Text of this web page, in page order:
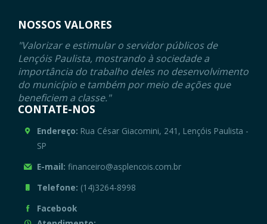
NOSSOS VALORES
"Valorizar e estimular o servidor públicos de
Lençóis Paulista, mostrando à sociedade a
importância do trabalho deles no desenvolvimento
do município e também por meio de ações que
beneficiem a classe."
CONTATE-NOS
Endereço: Rua César Giacomini, 241, Lençóis Paulista -
SP
E-mail: financeiro@asplencois.com.br
Telefone: (14)3264-8998
Facebook